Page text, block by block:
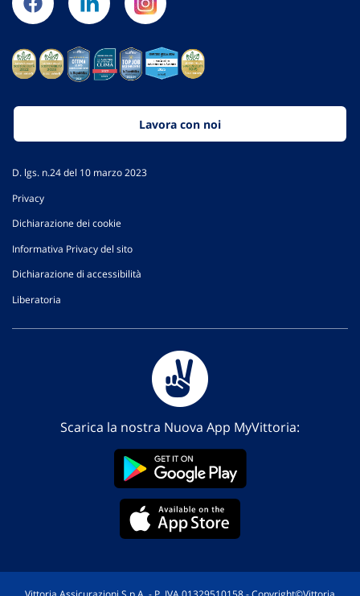
Lavora con noi
D. lgs. n.24 del 10 marzo 2023
Privacy
Dichiarazione dei cookie
Informativa Privacy del sito
Dichiarazione di accessibilità
Liberatoria
Scarica la nostra Nuova App MyVittoria:
Vittoria Assicurazioni S.p.A. - P. IVA 01329510158 - Copyright©Vittoria